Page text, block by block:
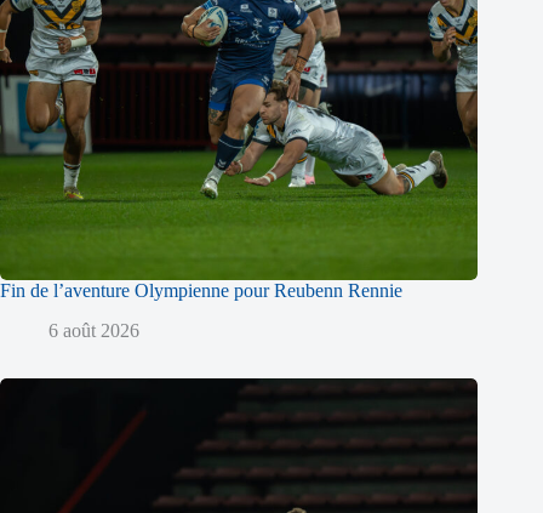
Fin de l’aventure Olympienne pour Reubenn Rennie
6 août 2026